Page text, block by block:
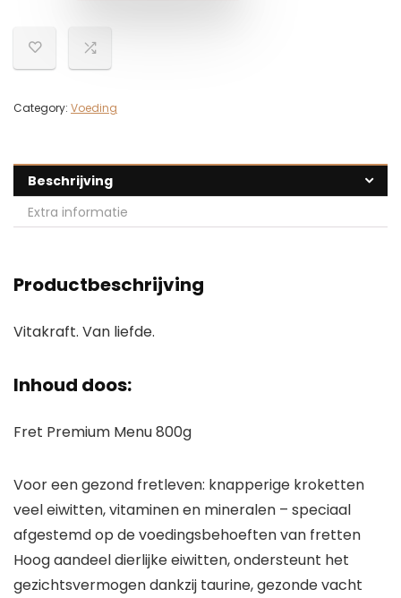
Category: Voeding
Beschrijving
Extra informatie
Productbeschrijving
Vitakraft. Van liefde.
Inhoud doos:
Fret Premium Menu 800g
Voor een gezond fretleven: knapperige kroketten
veel eiwitten, vitaminen en mineralen – speciaal
afgestemd op de voedingsbehoeften van fretten
Hoog aandeel dierlijke eiwitten, ondersteunt het
gezichtsvermogen dankzij taurine, gezonde vacht